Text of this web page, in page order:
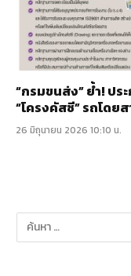
“กรมขนส่ง” ย้ำ! ปร
“โครงคัสซี” รถโดยส
26 มิถุนายน 2026 10:10 น.